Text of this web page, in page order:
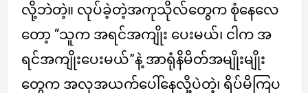
လို့ဘဲတဲ့။ လုပ်ခဲ့တဲ့အကုသိုလ်တွေက စုံနေလေ
တော့ “သူက အရင်အကျိုး ပေးမယ်၊ ငါက အ
ရင်အကျိုးပေးမယ်”နဲ့ အာရုံနိမိတ်အမျိုးမျိုး
တွေက အလုအယက်ပေါ်နေလို့ပဲတဲ့၊ ရိပ်မိကြပ